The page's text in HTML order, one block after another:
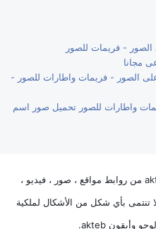
الصور - فريمات للصور
مجانا
الصور - فريمات واطارات للصور -
واطارات للصور تحميل صور اسم
كل المعلومات المقدمة في موقع akteb من روابط مواقع ، صور ، فيديو ،
تنتمى بأي شكل من الأشكال لملكية